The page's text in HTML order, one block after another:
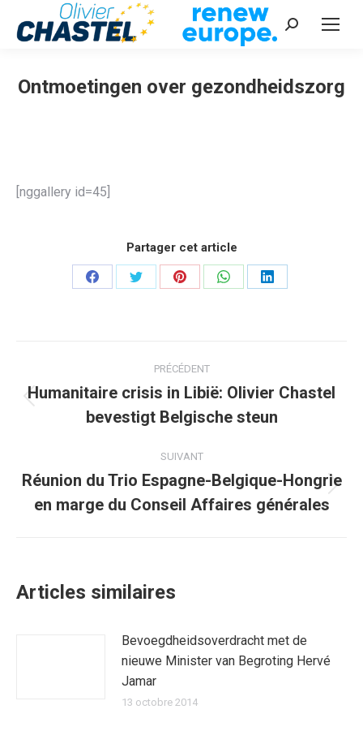
Recherche
Ontmoetingen over gezondheidszorg
[nggallery id=45]
Partager cet article
PartagerPartagerPartagerPartagerPartager
article
PRÉCÉDENT
précédent
Humanitaire crisis in Libië: Olivier Chastel
bevestigt Belgische steun
SUIVANT
Article
suivant
Réunion du Trio Espagne-Belgique-Hongrie
en marge du Conseil Affaires générales
Articles similaires
Bevoegdheidsoverdracht met de
nieuwe Minister van Begroting Hervé
Jamar
13 octobre 2014